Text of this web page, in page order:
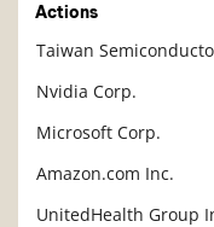
Actions
Taiwan
Nvidia Corp.
Microsoft Corp.
Amazon.com Inc.
UnitedHealth Group